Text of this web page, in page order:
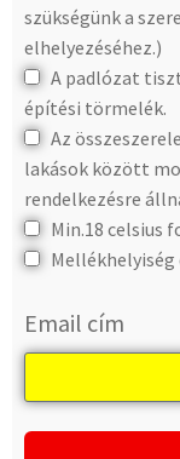
szükségünk a
elhelyezéséhez.)
A padlózat
építési törmelék.
Az
lakások között
rendelkezésre
Min.18 celsius
Mellékhelyiség
Email cím